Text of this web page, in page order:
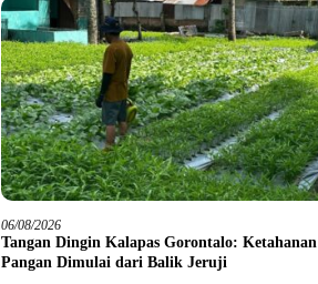
06/08/2026
Tangan Dingin Kalapas Gorontalo: Ketahanan
Pangan Dimulai dari Balik Jeruji